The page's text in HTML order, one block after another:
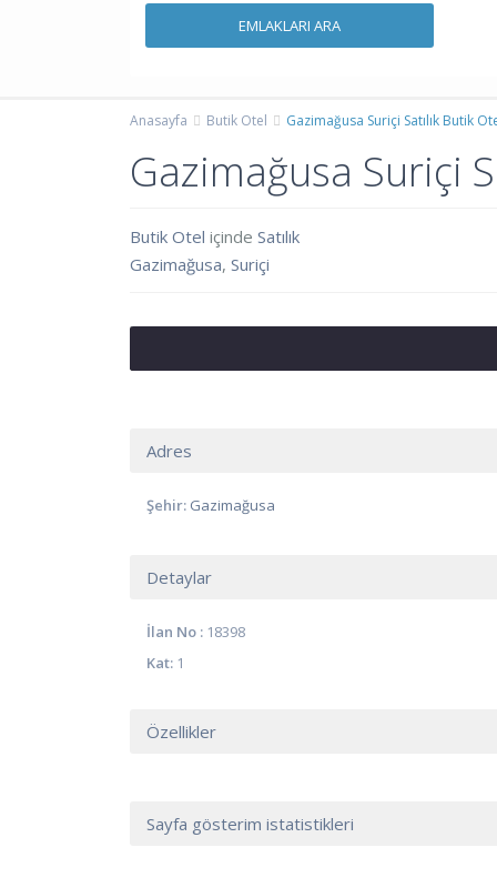
Anasayfa Butik Otel Gazimağusa Suriçi Satılık Butik
Gazimağusa Suriçi
Butik Otel içinde Satılık
Gazimağusa, Suriçi
Adres
Şehir: Gazimağusa
Detaylar
İlan No : 18398
Kat: 1
Özellikler
Sayfa gösterim istatistikleri